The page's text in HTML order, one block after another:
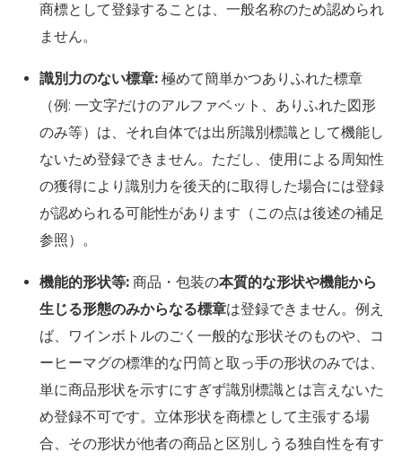
商標として登録することは、一般名称のため認められ
ません。
識別力のない標章: 極めて簡単かつありふれた標章
（例: 一文字だけのアルファベット、ありふれた図形
のみ等）は、それ自体では出所識別標識として機能し
ないため登録できません。ただし、使用による周知性
の獲得により識別力を後天的に取得した場合には登録
が認められる可能性があります（この点は後述の補足
参照）。
機能的形状等: 商品・包装の本質的な形状や機能から
生じる形態のみからなる標章は登録できません。例え
ば、ワインボトルのごく一般的な形状そのものや、コ
ーヒーマグの標準的な円筒と取っ手の形状のみでは、
単に商品形状を示すにすぎず識別標識とは言えないた
め登録不可です。立体形状を商標として主張する場
合、その形状が他者の商品と区別しうる独自性を有す